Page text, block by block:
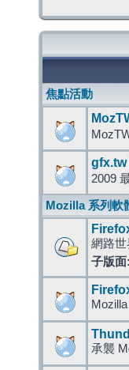
焦點活動
gfx.tw
2009
Mozilla 系列軟
網路
子版面:
承襲